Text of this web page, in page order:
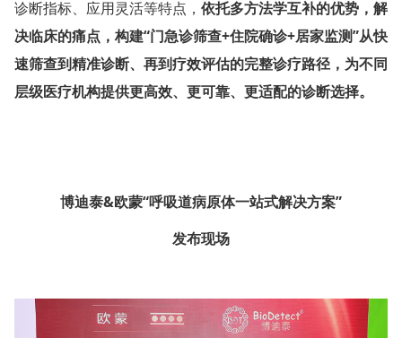
诊断指标、应用灵活等特点，依托多方法学互补的优势，解
决临床的痛点，构建“门急诊筛查+住院确诊+居家监测”从快
速筛查到精准诊断、再到疗效评估的完整诊疗路径，为不同
层级医疗机构提供更高效、更可靠、更适配的诊断选择。
博迪泰&欧蒙“呼吸道病原体一站式解决方案”
发布现场